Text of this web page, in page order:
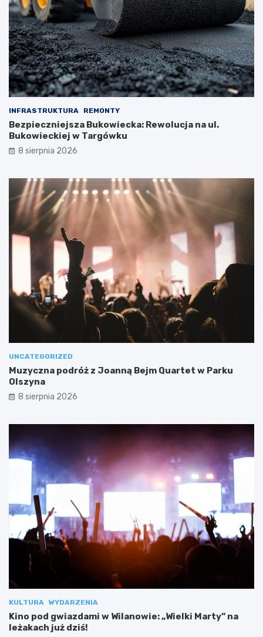
INFRASTRUKTURA REMONTY
Bezpieczniejsza Bukowiecka: Rewolucja na ul.
Bukowieckiej w Targówku
8 sierpnia 2026
UNCATEGORIZED
Muzyczna podróż z Joanną Bejm Quartet w Parku
Olszyna
8 sierpnia 2026
KULTURA WYDARZENIA
Kino pod gwiazdami w Wilanowie: „Wielki Marty” na
leżakach już dziś!